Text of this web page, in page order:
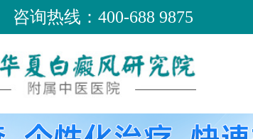
咨询热线：400-688 9875